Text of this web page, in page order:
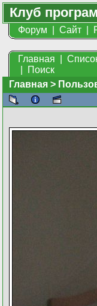
Клуб
Форум Сайт
Главная
Поиск
Главная >